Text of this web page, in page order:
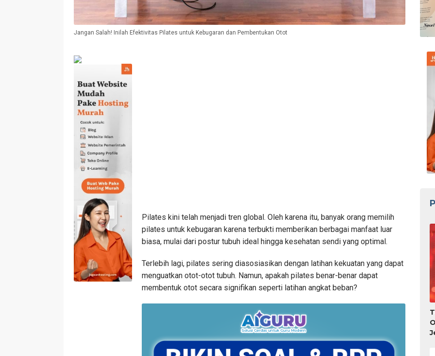
Jangan Salah! Inilah Efektivitas Pilates untuk Kebugaran dan Pembentukan Otot
Pilates kini telah menjadi tren global. Oleh karena itu, banyak orang memilih
pilates untuk kebugaran karena terbukti memberikan berbagai manfaat luar
biasa, mulai dari postur tubuh ideal hingga kesehatan sendi yang optimal.
Terlebih lagi, pilates sering diasosiasikan dengan latihan kekuatan yang dapat
menguatkan otot-otot tubuh. Namun, apakah pilates benar-benar dapat
membentuk otot secara signifikan seperti latihan angkat beban?